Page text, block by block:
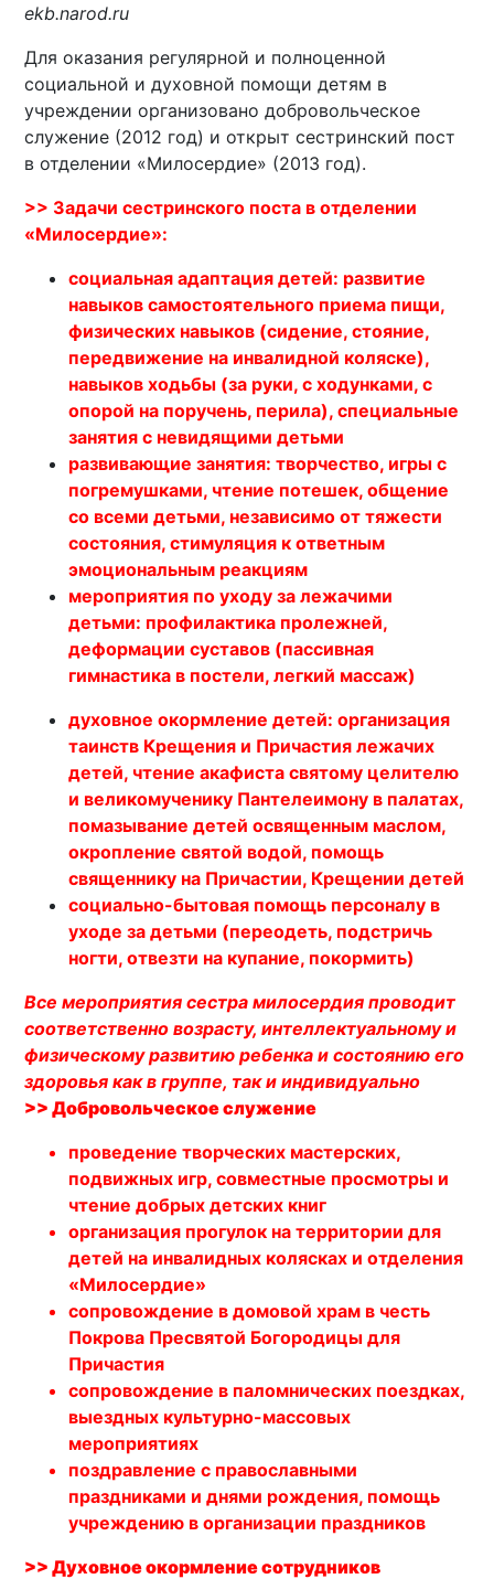
ekb.narod.ru
Для оказания регулярной и полноценной
социальной и духовной помощи детям в
учреждении организовано добровольческое
служение (2012 год) и открыт сестринский пост
в отделении «Милосердие» (2013 год).
>> Задачи сестринского поста в отделении
«Милосердие»:
социальная адаптация детей: развитие
навыков самостоятельного приема пищи,
физических навыков (сидение, стояние,
передвижение на инвалидной коляске),
навыков ходьбы (за руки, с ходунками, с
опорой на поручень, перила), специальные
занятия с невидящими детьми
развивающие занятия: творчество, игры с
погремушками, чтение потешек, общение
со всеми детьми, независимо от тяжести
состояния, стимуляция к ответным
эмоциональным реакциям
мероприятия по уходу за лежачими
детьми: профилактика пролежней,
деформации суставов (пассивная
гимнастика в постели, легкий массаж)
духовное окормление детей: организация
таинств Крещения и Причастия лежачих
детей, чтение акафиста святому целителю
и великомученику Пантелеимону в палатах,
помазывание детей освященным маслом,
окропление святой водой, помощь
священнику на Причастии, Крещении детей
социально-бытовая помощь персоналу в
уходе за детьми (переодеть, подстричь
ногти, отвезти на купание, покормить)
Все мероприятия сестра милосердия проводит
соответственно возрасту, интеллектуальному и
физическому развитию ребенка и состоянию его
здоровья как в группе, так и индивидуально
>> Добровольческое служение
проведение творческих мастерских,
подвижных игр, совместные просмотры и
чтение добрых детских книг
организация прогулок на территории для
детей на инвалидных колясках и отделения
«Милосердие»
сопровождение в домовой храм в честь
Покрова Пресвятой Богородицы для
Причастия
сопровождение в паломнических поездках,
выездных культурно-массовых
мероприятиях
поздравление с православными
праздниками и днями рождения, помощь
учреждению в организации праздников
>> Духовное окормление сотрудников